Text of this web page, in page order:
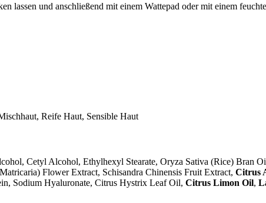
lassen und anschließend mit einem Wattepad oder mit einem
Reife Haut, Sensible Haut
Cetyl Alcohol, Ethylhexyl Stearate, Oryza Sativa (Rice) Bran
Flower Extract, Schisandra Chinensis Fruit Extract, Citrus
Sodium Hyaluronate, Citrus Hystrix Leaf Oil, Citrus Limon Oil,